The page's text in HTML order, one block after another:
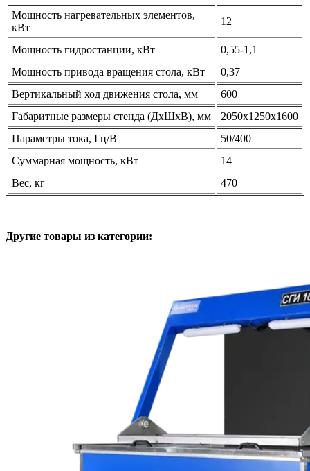
Мощность нагревательных элементов,
кВт
12
Мощность гидростанции, кВт
0,55-1,1
Мощность привода вращения стола, кВт
0,37
Вертикальный ход движения стола, мм
600
Габаритные размеры стенда (ДхШхВ), мм
2050х1250х1600
Параметры тока, Гц/В
50/400
Суммарная мощность, кВт
14
Вес, кг
470
Другие товары из категории: